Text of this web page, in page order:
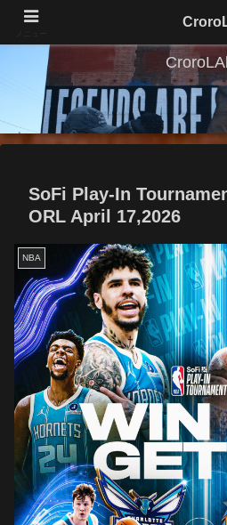
SoFi Play-In
ORL April 17,2026
NBA